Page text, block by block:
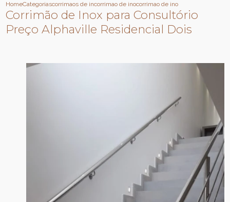
HomeCategoriascorrimaos de inoxcorrimao de inox sob medida
corrimao de inox para
Corrimão de Inox para Consultório
Preço Alphaville Residencial Dois